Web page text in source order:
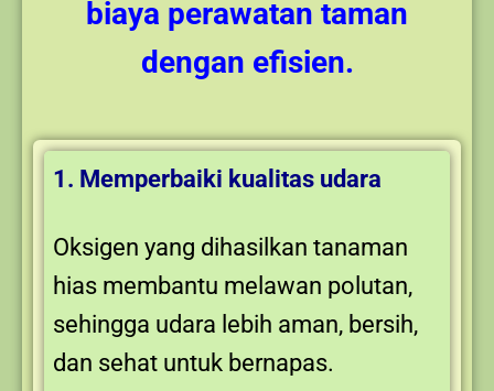
biaya perawatan taman
dengan efisien.
1. Memperbaiki kualitas udara
Oksigen yang dihasilkan tanaman
hias membantu melawan polutan,
sehingga udara lebih aman, bersih,
dan sehat untuk bernapas.